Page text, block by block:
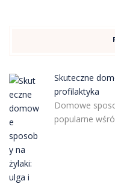
Skuteczne
profilaktyka
Domowe
popularne